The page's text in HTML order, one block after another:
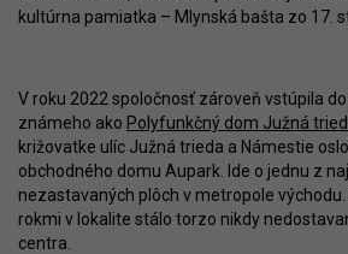
kultúrna pamiatka – Mlynská bašta zo 17.
V roku 2022 spoločnosť zároveň vstúpila
známeho ako Polyfunkčný dom Južná
križovatke ulíc Južná trieda a Námestie
obchodného domu Aupark. Ide o jednu z
nezastavaných plôch v metropole
rokmi v lokalite stálo torzo nikdy
centra.